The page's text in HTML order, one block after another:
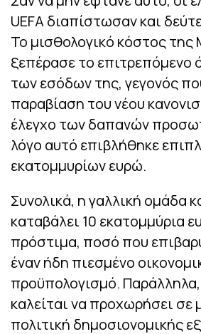
UEFA διαπίστωσαν και
Το μισθολογικό κόστος της
ξεπέρασε το επιτρεπόμενο
των εσόδων της, γεγονός
παραβίαση του νέου
έλεγχο των δαπανών
λόγο αυτό επιβλήθηκε
εκατομμυρίων ευρώ.
Συνολικά, η γαλλική ομάδα
καταβάλει 10 εκατομμύρια
πρόστιμα, ποσό που
έναν ήδη πιεσμένο
προϋπολογισμό.
καλείται να προχωρήσει σε
πολιτική δημοσιονομικής